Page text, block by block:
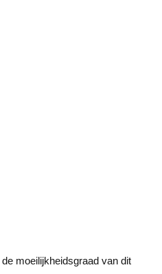
moeilijkheidsgraad van dit